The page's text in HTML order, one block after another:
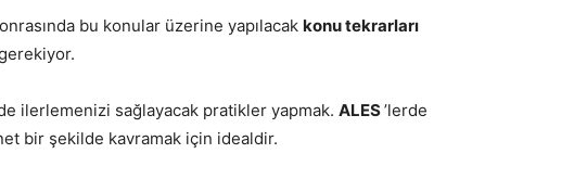
bu konular üzerine yapılacak konu tekrarları
ilerlemenizi sağlayacak pratikler yapmak. ALES’lerde
bir şekilde kavramak için idealdir.